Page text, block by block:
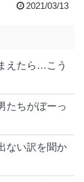
2021/03/13
えたら…こう
たちがぼーっ
ない訳を聞か